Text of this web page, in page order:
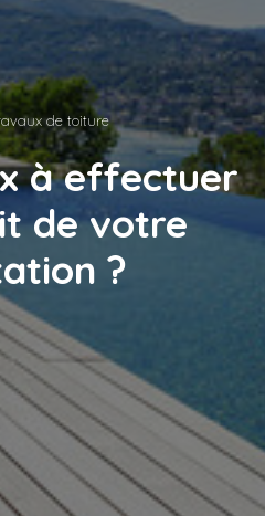
de toiture
à effectuer
de votre
?